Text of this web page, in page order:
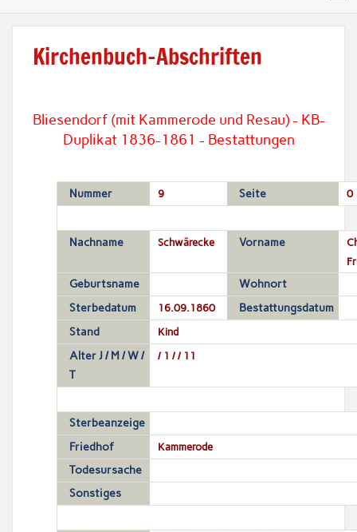
Kirchenbuch-Abschriften
Bliesendorf (mit Kammerode und Resau) - KB-
Duplikat 1836-1861 - Bestattungen
Nummer 9 Seite 0
Nachname Schwärecke Vorname
Geburtsname
Wohnort
Sterbedatum
16.09.1860
Bestattungsdatum
Stand
Kind
Alter J / M / W /
T
/ 1 / / 11
Sterbeanzeige
Friedhof
Kammerode
Todesursache
Sonstiges